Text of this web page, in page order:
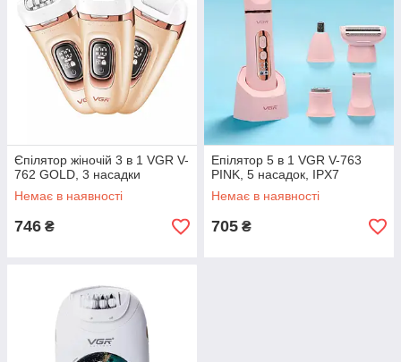
Єпілятор жіночій 3 в 1 VGR V-
762 GOLD, 3 насадки
Немає в наявності
746 ₴
Епілятор 5 в 1 VGR V-763
PINK, 5 насадок, IPX7
Немає в наявності
705 ₴